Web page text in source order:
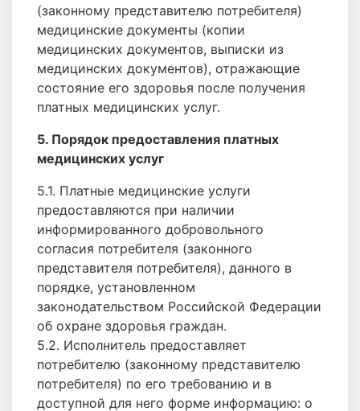
(законному представителю потребителя)
медицинские документы (копии
медицинских документов, выписки из
медицинских документов), отражающие
состояние его здоровья после получения
платных медицинских услуг.
5. Порядок предоставления платных
медицинских услуг
5.1. Платные медицинские услуги
предоставляются при наличии
информированного добровольного
согласия потребителя (законного
представителя потребителя), данного в
порядке, установленном
законодательством Российской Федерации
об охране здоровья граждан.
5.2. Исполнитель предоставляет
потребителю (законному представителю
потребителя) по его требованию и в
доступной для него форме информацию: о